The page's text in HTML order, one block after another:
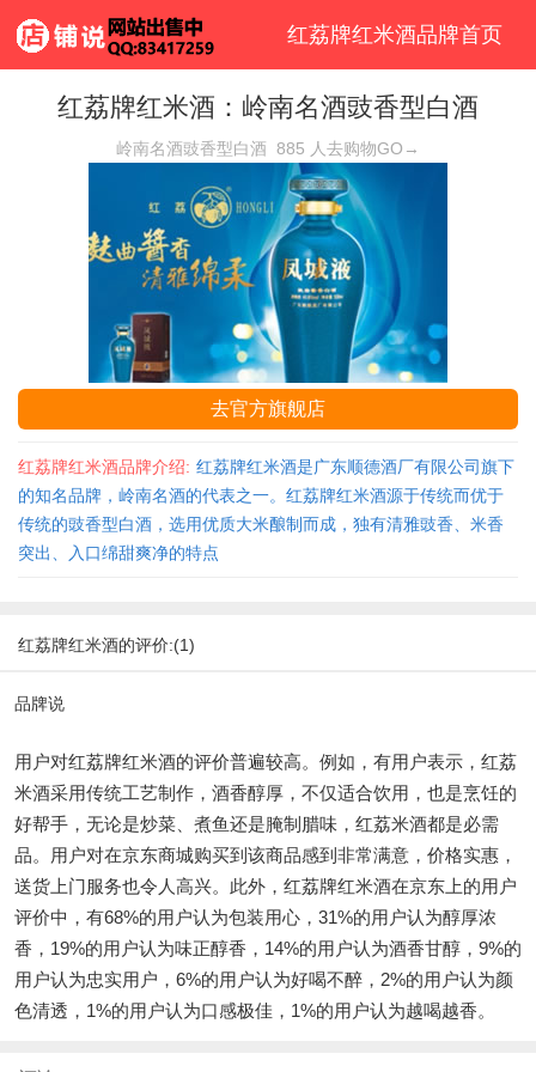
红荔牌红米酒品牌首页
红荔牌红米酒：岭南名酒豉香型白酒
岭南名酒豉香型白酒 885 人去购物GO→
去官方旗舰店
红荔牌红米酒品牌介绍: 红荔牌红米酒是广东顺德酒厂有限公司旗下
的知名品牌，岭南名酒的代表之一。红荔牌红米酒源于传统而优于
传统的豉香型白酒，选用优质大米酿制而成，独有清雅豉香、米香
突出、入口绵甜爽净的特点
红荔牌红米酒的评价:(1)
品牌说
用户对红荔牌红米酒的评价普遍较高。例如，有用户表示，红荔
米酒采用传统工艺制作，酒香醇厚，不仅适合饮用，也是烹饪的
好帮手，无论是炒菜、煮鱼还是腌制腊味，红荔米酒都是必需
品。用户对在京东商城购买到该商品感到非常满意，价格实惠，
送货上门服务也令人高兴。此外，红荔牌红米酒在京东上的用户
评价中，有68%的用户认为包装用心，31%的用户认为醇厚浓
香，19%的用户认为味正醇香，14%的用户认为酒香甘醇，9%的
用户认为忠实用户，6%的用户认为好喝不醉，2%的用户认为颜
色清透，1%的用户认为口感极佳，1%的用户认为越喝越香。